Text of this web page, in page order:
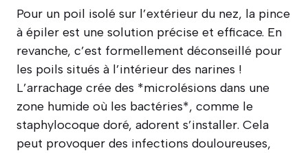
Pour un poil isolé sur l’extérieur du nez, la pince
à épiler est une solution précise et efficace. En
revanche, c’est formellement déconseillé pour
les poils situés à l’intérieur des narines !
L’arrachage crée des *microlésions dans une
zone humide où les bactéries*, comme le
staphylocoque doré, adorent s’installer. Cela
peut provoquer des infections douloureuses,